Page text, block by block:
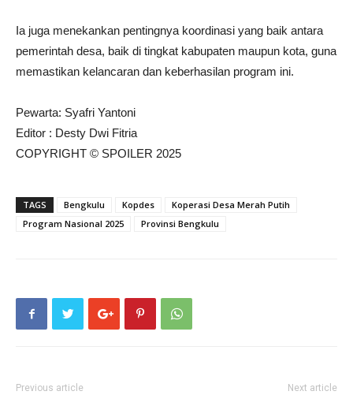
Ia juga menekankan pentingnya koordinasi yang baik antara
pemerintah desa, baik di tingkat kabupaten maupun kota, guna
memastikan kelancaran dan keberhasilan program ini.
Pewarta: Syafri Yantoni
Editor : Desty Dwi Fitria
COPYRIGHT © SPOILER 2025
TAGS Bengkulu Kopdes
Koperasi Desa Merah Putih
Program Nasional 2025
Provinsi Bengkulu
Previous article Next article